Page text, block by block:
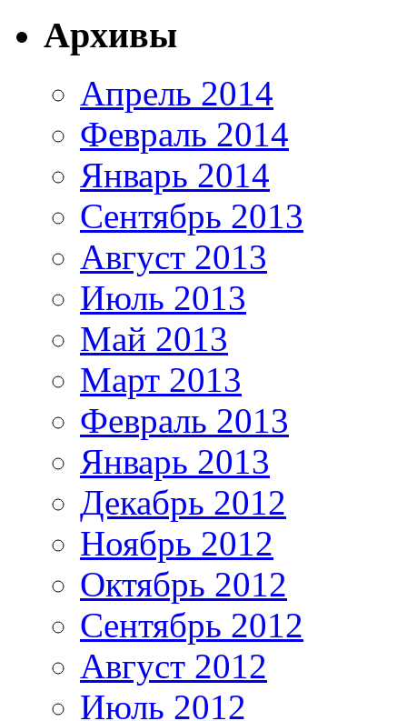
Архивы
Апрель 2014
Февраль 2014
Январь 2014
Сентябрь 2013
Август 2013
Июль 2013
Май 2013
Март 2013
Февраль 2013
Январь 2013
Декабрь 2012
Ноябрь 2012
Октябрь 2012
Сентябрь 2012
Август 2012
Июль 2012